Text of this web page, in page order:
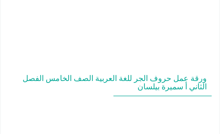
ورقة عمل حروف الجر للغة العربية الصف الخامس الفصل
الثاني أ سميرة بيلسان